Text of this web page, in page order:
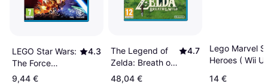
LEGO Star Wars:
The Force
Awakens (Wii U)
4.3
9,44 €
The Legend of
Zelda: Breath of
the Wild (Wii U)
4.7
48,04 €
Lego Marvel
Heroes ( Wii U)
14 €